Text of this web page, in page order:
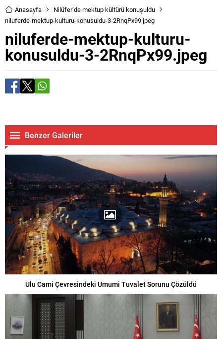
Anasayfa
Nilüfer’de mektup kültürü konuşuldu
niluferde-mektup-kulturu-konusuldu-3-2RnqPx99.jpeg
niluferde-mektup-kulturu-
konusuldu-3-2RnqPx99.jpeg
Benzer Galeriler
Ulu Cami Çevresindeki Umumi Tuvalet Sorunu Çözüldü